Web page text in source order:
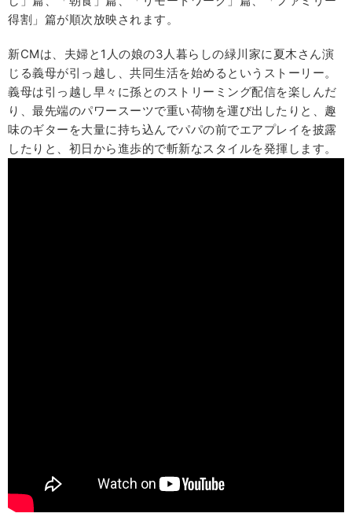
得割」篇が順次放映されます。
新CMは、夫婦と1人の娘の3人暮らしの緑川家に夏木さん演
じる義母が引っ越し、共同生活を始めるというストーリー。
義母は引っ越し早々に孫とのストリーミング配信を楽しんだ
り、最先端のパワースーツで重い荷物を運び出したりと、趣
味のギターを大量に持ち込んでパパの前でエアプレイを披露
したりと、初日から進歩的で斬新なスタイルを発揮します。